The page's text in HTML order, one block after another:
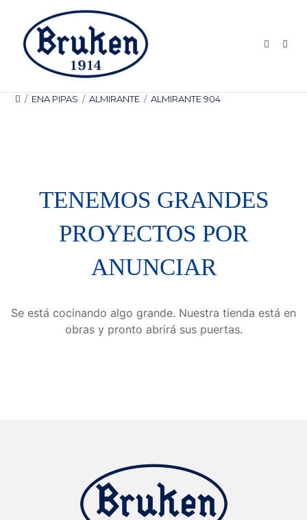
contenido
/ ENA PIPAS / ALMIRANTE / ALMIRANTE 904
TENEMOS GRANDES
PROYECTOS POR
ANUNCIAR
Se está cocinando algo grande. Nuestra tienda está en
obras y pronto abrirá sus puertas.